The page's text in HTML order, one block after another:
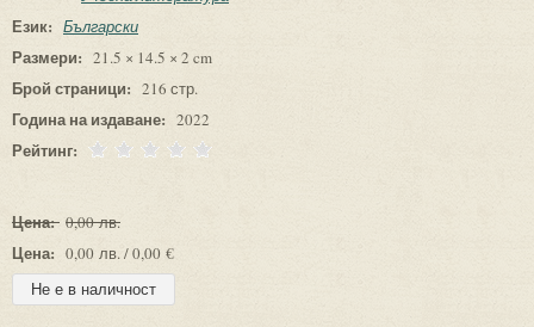
Език: Български
Размери: 21.5 × 14.5 × 2 cm
Брой страници: 216 стр.
Година на издаване: 2022
Рейтинг:
Цена: 0,00 лв.
Цена: 0,00 лв. / 0,00 €